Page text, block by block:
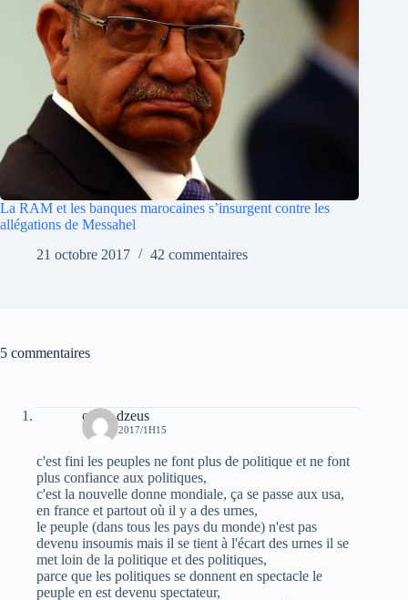
La RAM et les banques marocaines s’insurgent contre les
allégations de Messahel
21 octobre 2017
42 commentaires
5 commentaires
oziris dzeus
15 MAI 2017/1H15
c'est fini les peuples ne font plus de politique et ne font
plus confiance aux politiques,
c'est la nouvelle donne mondiale, ça se passe aux usa,
en france et partout où il y a des urnes,
le peuple (dans tous les pays du monde) n'est pas
devenu insoumis mais il se tient à l'écart des urnes il se
met loin de la politique et des politiques,
parce que les politiques se donnent en spectacle le
peuple en est devenu spectateur,